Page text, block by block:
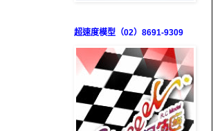
超速度模型（02）8691-9309